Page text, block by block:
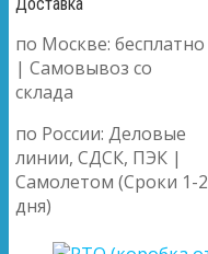
по Москве: бесплатно
| Самовывоз со
склада
по России: Деловые
линии, СДСК, ПЭК |
Самолетом (Сроки 1-2
дня)